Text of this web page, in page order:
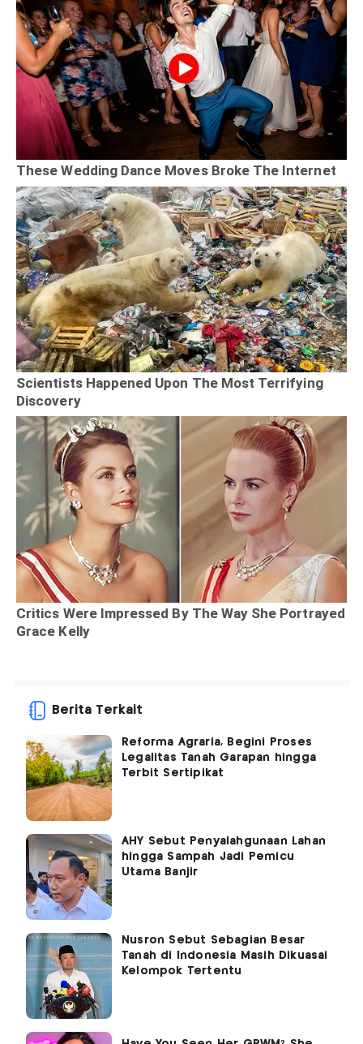
Berita Terkait
Reforma Agraria, Begini Proses
Legalitas Tanah Garapan hingga
Terbit Sertipikat
AHY Sebut Penyalahgunaan Lahan
hingga Sampah Jadi Pemicu
Utama Banjir
Nusron Sebut Sebagian Besar
Tanah di Indonesia Masih Dikuasai
Kelompok Tertentu